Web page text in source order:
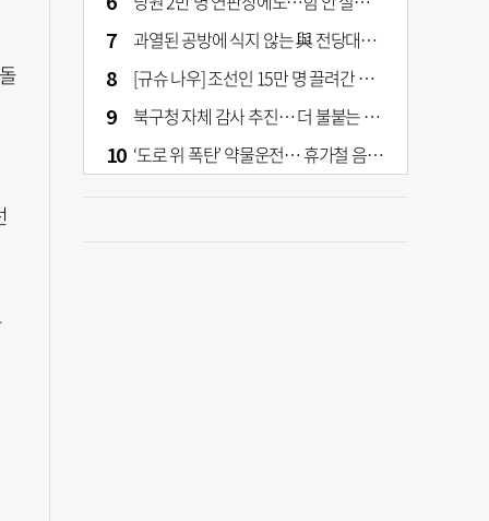
과열된 공방에 식지 않는 與 전당대회… 호남·수도권 집중하는 후보들
[규슈 나우] 조선인 15만 명 끌려간 치쿠호 탄광… 대를 이은 진실 캐기
북구청 자체 감사 추진… 더 불붙는 북구 신청사 갈등
‘도로 위 폭탄’ 약물운전… 휴가철 음주와 병행 단속 [교통안전, 시민이 만든다]